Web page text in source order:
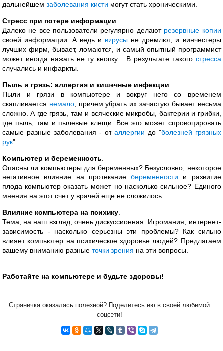
дальнейшем заболевания кисти могут стать хроническими.
Стресс при потере информации
Далеко не все пользователи регулярно делают резервные копии
своей информации. А ведь и вирусы не дремлют, и винчестеры
лучших фирм, бывает, ломаются, и самый опытный программист
может иногда нажать не ту кнопку... В результате такого стресса
случались и инфаркты.
Пыль и грязь: аллергия и кишечные инфекции
Пыли и грязи в компьютере и вокруг него со временем
скапливается немало, причем убрать их зачастую бывает весьма
сложно. А где грязь, там и всяческие микробы, бактерии и грибки,
где пыль, там и пылевые клещи. Все это может спровоцировать
самые разные заболевания - от аллергии до "болезней грязных
рук".
Компьютер и беременность
Опасны ли компьютеры для беременных? Безусловно, некоторое
негативное влияние на протеканиебеременности и развитие
плода компьютер оказать может, но насколько сильное? Единого
мнения на этот счет у врачей еще не сложилось...
Влияние компьютера на психику
Тема, на наш взгляд, очень дискуссионная. Игромания, интернет-
зависимость - насколько серьезны эти проблемы? Как сильно
влияет компьютер на психическое здоровье людей? Предлагаем
вашему вниманию разные точки зрения на эти вопросы.
Работайте на компьютере и будьте здоровы!
Страничка оказалась полезной? Поделитесь ею в своей любимой
соцсети!